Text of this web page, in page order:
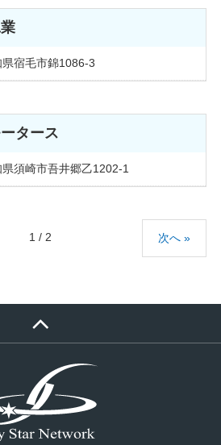
県宿毛市錦1086-3
タース
須崎市吾井郷乙1202-1
1 / 2 次へ »